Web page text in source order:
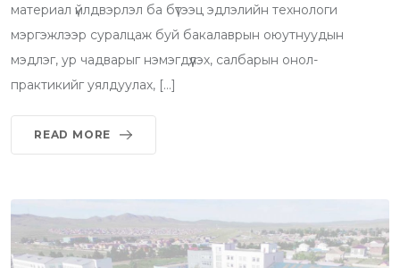
материал үйлдвэрлэл ба бүтээц эдлэлийн технологи
мэргэжлээр суралцаж буй бакалаврын оюутнуудын
мэдлэг, ур чадварыг нэмэгдүүлэх, салбарын онол-
практикийг уялдуулах, […]
READ MORE